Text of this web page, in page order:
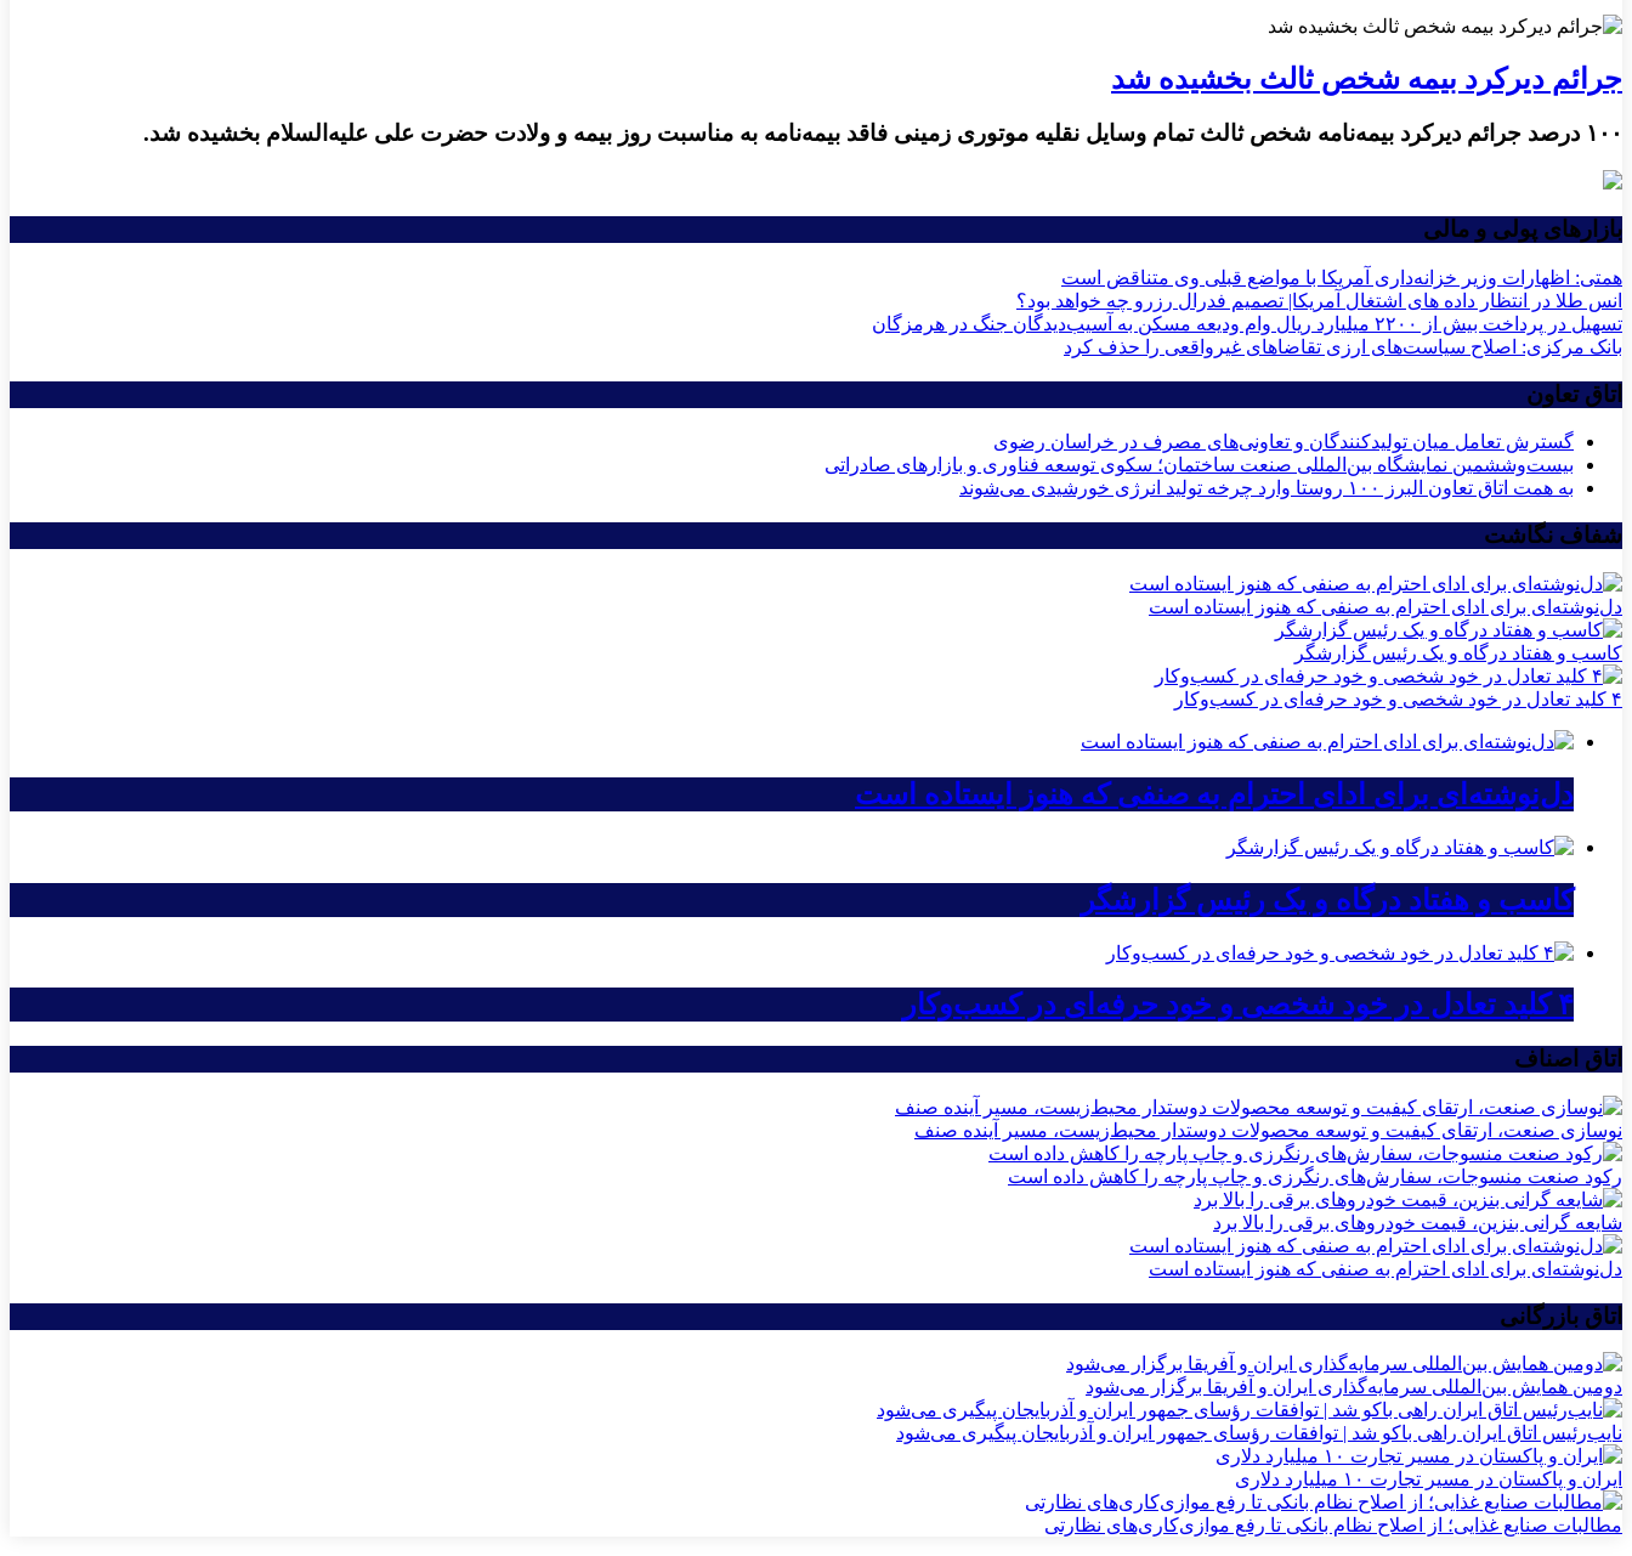
جرائم دیركرد بیمه شخص ثالث بخشیده شد
۱۰۰ درصد جرائم دیرکرد بیمه‌نامه شخص ثالث تمام وسایل نقلیه موتوری زمینی فاقد بیمه‌نامه به مناسبت روز بیمه و ولادت حضرت علی علیه‌السلام بخشیده شد.
بازارهای پولی و مالی
همتی: اظهارات وزیر خزانه‌داری آمریکا با مواضع قبلی وی متناقض است
انس طلا در انتظار داده های اشتغال آمریکا| تصمیم فدرال رزرو چه خواهد بود؟
تسهیل در پرداخت بیش از ۲۲۰۰ میلیارد ریال وام ودیعه مسکن به آسیب‌دیدگان جنگ در هرمزگان
بانک مرکزی: اصلاح سیاست‌های ارزی تقاضاهای غیرواقعی را حذف کرد
اتاق تعاون
گسترش تعامل میان تولیدکنندگان و تعاونی‌های مصرف در خراسان رضوی
بیست‌وششمین نمایشگاه بین‌المللی صنعت ساختمان؛ سکوی توسعه فناوری و بازارهای صادراتی
به همت اتاق تعاون البرز ۱۰۰ روستا وارد چرخه تولید انرژی خورشیدی می‌شوند
شفاف نگاشت
دل‌نوشته‌ای برای ادای احترام به صنفی که هنوز ایستاده است
کاسب و هفتاد درگاه و یک رئیس گزارشگر
۴ کلید تعادل در خود شخصی و خود حرفه‌ای در کسب‌وکار
دل‌نوشته‌ای برای ادای احترام به صنفی که هنوز ایستاده است
کاسب و هفتاد درگاه و یک رئیس گزارشگر
۴ کلید تعادل در خود شخصی و خود حرفه‌ای در کسب‌وکار
اتاق اصناف
نوسازی صنعت، ارتقای کیفیت و توسعه محصولات دوستدار محیط‌زیست، مسیر آینده صنف
رکود صنعت منسوجات، سفارش‌های رنگرزی و چاپ پارچه را کاهش داده است
شایعه گرانی بنزین، قیمت خودروهای برقی را بالا برد
دل‌نوشته‌ای برای ادای احترام به صنفی که هنوز ایستاده است
اتاق بازرگانی
دومین همایش بین‌المللی سرمایه‌گذاری ایران و آفریقا برگزار می‌شود
نایب‌رئیس اتاق ایران راهی باکو شد | توافقات رؤسای جمهور ایران و آذربایجان پیگیری می‌شود
ایران و پاکستان در مسیر تجارت ۱۰ میلیارد دلاری
مطالبات صنایع غذایی؛ از اصلاح نظام بانکی تا رفع موازی‌کاری‌های نظارتی